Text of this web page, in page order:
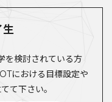
生
を検討されている方
における目標設定や
て下さい。